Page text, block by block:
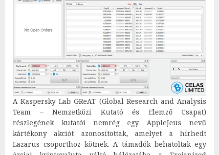
A Kaspersky Lab GReAT (Global Research and Analysis
Team – Nemzetközi Kutató és Elemző Csapat)
részlegének kutatói nemrég egy AppleJeus nevű
kártékony akciót azonosítottak, amelyet a hírhedt
Lazarus csoporthoz kötnek. A támadók behatoltak egy